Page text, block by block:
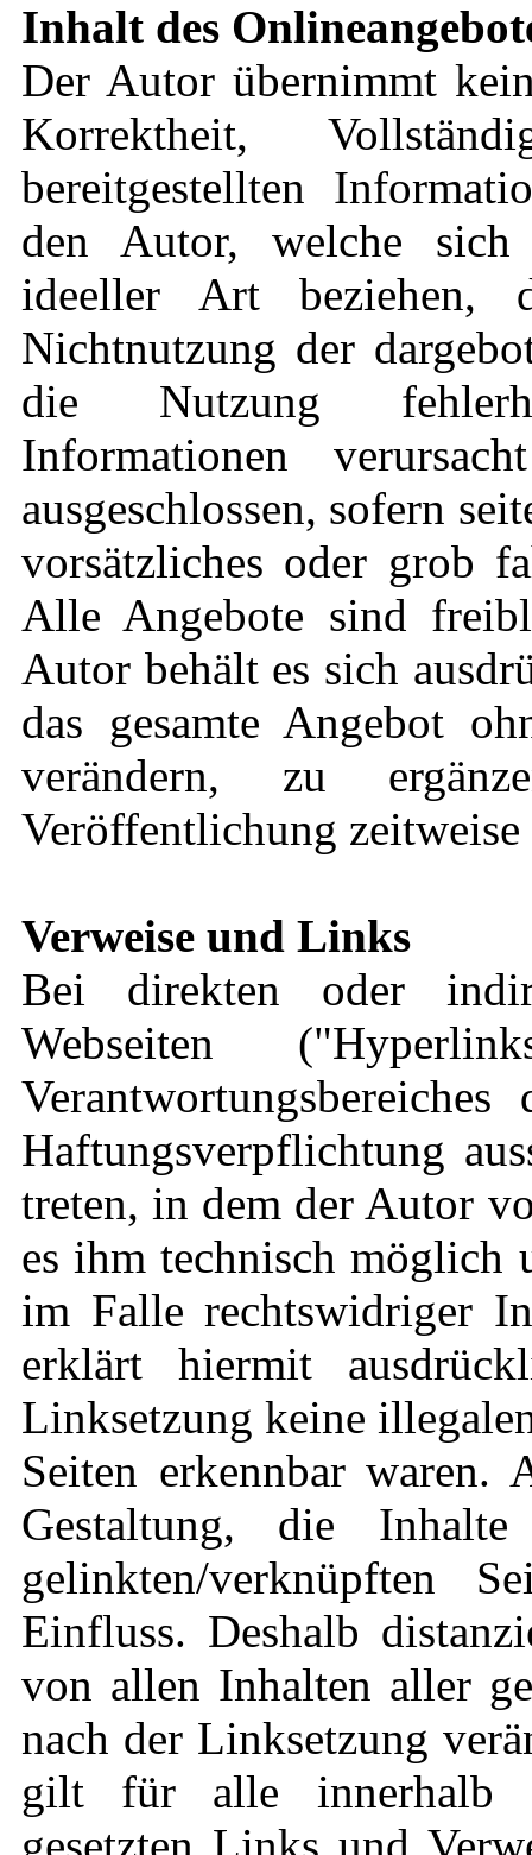
Inhalt des
Der Autor übernimmt
Korrektheit,
bereitgestellten
den Autor, welche sich
ideeller Art beziehen,
Nichtnutzung der
die Nutzung
Informationen
ausgeschlossen, sofern
vorsätzliches oder grob
Alle Angebote sind
Autor behält es sich
das gesamte Angebot
verändern, zu
Veröffentlichung
Verweise und Links
Bei direkten oder
Webseiten
Haftungsverpflichtung
treten, in dem der Autor
es ihm technisch möglich
im Falle rechtswidriger
erklärt hiermit
Linksetzung keine
Seiten erkennbar
Gestaltung, die
gelinkten/verknüpften
Einfluss. Deshalb
von allen Inhalten aller
nach der Linksetzung
gilt für alle innerhalb